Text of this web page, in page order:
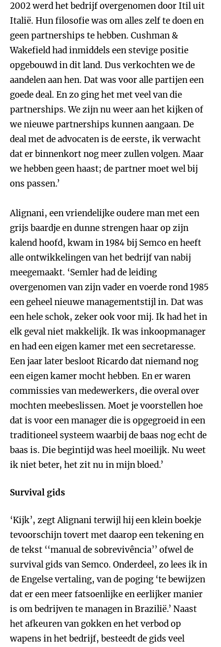
2002 werd het bedrijf overgenomen door Itil uit
Italië. Hun filosofie was om alles zelf te doen en
geen partnerships te hebben. Cushman &
Wakefield had inmiddels een stevige positie
opgebouwd in dit land. Dus verkochten we de
aandelen aan hen. Dat was voor alle partijen een
goede deal. En zo ging het met veel van die
partnerships. We zijn nu weer aan het kijken of
we nieuwe partnerships kunnen aangaan. De
deal met de advocaten is de eerste, ik verwacht
dat er binnenkort nog meer zullen volgen. Maar
we hebben geen haast; de partner moet wel bij
ons passen.’
Alignani, een vriendelijke oudere man met een
grijs baardje en dunne strengen haar op zijn
kalend hoofd, kwam in 1984 bij Semco en heeft
alle ontwikkelingen van het bedrijf van nabij
meegemaakt. ‘Semler had de leiding
overgenomen van zijn vader en voerde rond 1985
een geheel nieuwe managementstijl in. Dat was
een hele schok, zeker ook voor mij. Ik had het in
elk geval niet makkelijk. Ik was inkoopmanager
en had een eigen kamer met een secretaresse.
Een jaar later besloot Ricardo dat niemand nog
een eigen kamer mocht hebben. En er waren
commissies van medewerkers, die overal over
mochten meebeslissen. Moet je voorstellen hoe
dat is voor een manager die is opgegroeid in een
traditioneel systeem waarbij de baas nog echt de
baas is. Die begintijd was heel moeilijk. Nu weet
ik niet beter, het zit nu in mijn bloed.’
Survival gids
‘Kijk’, zegt Alignani terwijl hij een klein boekje
tevoorschijn tovert met daarop een tekening en
de tekst ‘‘manual de sobrevivência’’ ofwel de
survival gids van Semco. Onderdeel, zo lees ik in
de Engelse vertaling, van de poging ‘te bewijzen
dat er een meer fatsoenlijke en eerlijker manier
is om bedrijven te managen in Brazilië.’ Naast
het afkeuren van gokken en het verbod op
wapens in het bedrijf, besteedt de gids veel